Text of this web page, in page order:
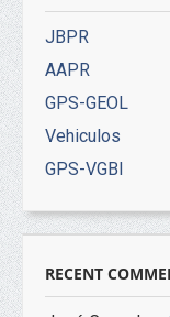
JBPR
AAPR
GPS-GEOL
Vehiculos
GPS-VGBI
RECENT